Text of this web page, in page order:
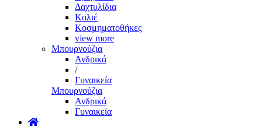
Δαχτυλίδια
Κολιέ
Κοσμηματοθήκες
view more
Μπουρνούζια
Ανδρικά
/
Γυναικεία
Μπουρνούζια
Ανδρικά
Γυναικεία